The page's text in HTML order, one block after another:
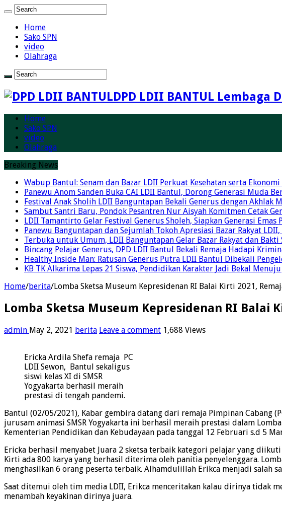
Home
Sako SPN
video
Olahraga
DPD LDII BANTUL Lembaga
Home
Sako SPN
video
Olahraga
Breaking News
Wabup Bantul: Senam dan Bazar LDII Perkuat Kesehatan serta Ekonomi
Panewu Anom Sanden Buka CAI LDII Bantul, Dorong Generasi Muda
Festival Anak Sholih LDII Banguntapan Bekali Generus dengan Akhlak
Sambut Santri Baru, Pondok Pesantren Nur Aisyah Komitmen Cetak
LDII Tamantirto Gelar Festival Generus Sholeh, Siapkan Generasi
Panewu Banguntapan dan Sejumlah Tokoh Apresiasi Bazar Rakyat
Terbuka untuk Umum, LDII Banguntapan Gelar Bazar Rakyat dan
Bincang Pelajar Generus, DPD LDII Bantul Bekali Remaja Hadapi
Healthy Inside Man: Ratusan Generus Putra LDII Bantul Dibekali
KB TK Alkarima Lepas 21 Siswa, Pendidikan Karakter Jadi Bekal Menuju
Home/berita/Lomba Sketsa Museum Kepresidenan RI Balai Kirti 2021,
Lomba Sketsa Museum Kepresidenan RI Balai
admin May 2, 2021 berita Leave a comment 1,688 Views
Ericka Ardila Shefa remaja PC
LDII Sewon, Bantul sekaligus
siswi kelas XI di SMSR
Yogyakarta berhasil meraih
prestasi di tengah pandemi.
Bantul (02/05/2021), Kabar gembira datang dari remaja Pimpinan Cabang
jurusam animasi SMSR Yogyakarta ini berhasil meraih prestasi dalam
Kementerian Pendidikan dan Kebudayaan pada tanggal 12 Februari s.d 5
Ericka berhasil menyabet Juara 2 sketsa terbaik kategori pelajar yang
Kirti ada 800 karya yang berhasil diterima oleh panitia penyelenggara.
menghasilkan 6 orang peserta terbaik. Alhamdulillah Erikca menjadi salah
Saat ditemui oleh tim media LDII, Erikca menceritakan kalau dirinya tidak
menambah keyakinan dirinya juara.